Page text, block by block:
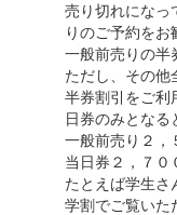
売り切れになっ
りのご予約をお
一般前売りの半
ただし、その他
半券割引をご利
日券のみとなる
一般前売り２，
当日券２，７０
たとえば学生さ
学割でご覧いた